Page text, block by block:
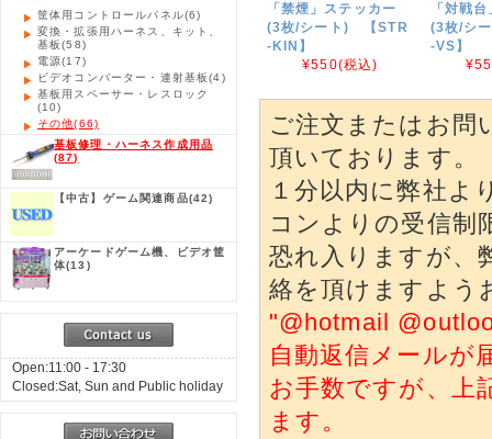
筐体用コントロールパネル(6)
変換・拡張用ハーネス、キット、
基板(58)
電源(17)
ビデオコンバーター・連射基板(4)
基板用スペーサー・レスロック
(10)
その他(66)
基板修理・ハーネス作成用品
(87)
【中古】ゲーム関連商品(42)
アーケードゲーム機、ビデオ筐
体(13)
Open:11:00 - 17:30
Closed:Sat, Sun and Public holiday
「禁煙」ステッカー
(3枚/シート) 【STR
-KIN】
¥550(税込)
「対戦
(3枚/シ
-VS】
ご注文またはお問
頂いております。
１分以内に弊社よ
コンよりの受信制
恐れ入りますが、
絡を頂けますよう
"@hotmail
自動返信メールが
お手数ですが、上
ます。